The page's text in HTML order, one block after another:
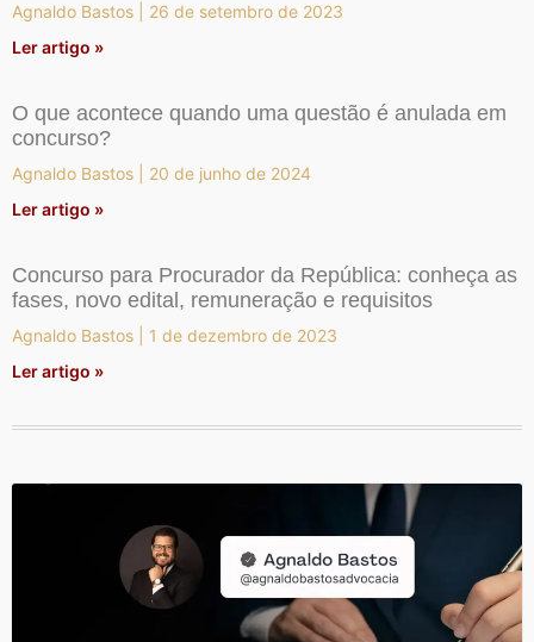
Agnaldo Bastos
26 de setembro de 2023
Ler artigo »
O que acontece quando uma questão é anulada em
concurso?
Agnaldo Bastos
20 de junho de 2024
Ler artigo »
Concurso para Procurador da República: conheça as
fases, novo edital, remuneração e requisitos
Agnaldo Bastos
1 de dezembro de 2023
Ler artigo »